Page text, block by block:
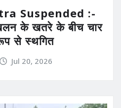
Suspended :-
के खतरे के बीच चार
से स्थगित
Jul 20, 2026